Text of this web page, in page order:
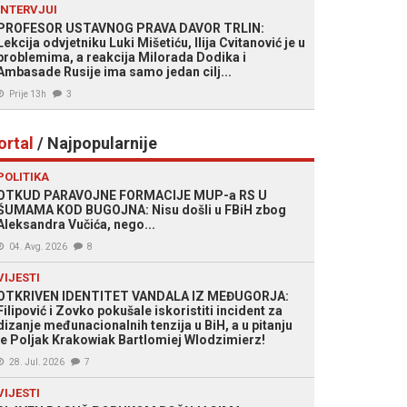
USTAVNOG PRAVA DAVOR TRLIN:
odvjetniku Luki Mišetiću, Ilija Cvitanović je u
a reakcija Milorada Dodika i
Rusije ima samo jedan cilj...
Prije 13h 3
/ Najpopularnije
PARAVOJNE FORMACIJE MUP-a RS U
KOD BUGOJNA: Nisu došli u FBiH zbog
Vučića, nego...
04. Avg. 2026 8
IDENTITET VANDALA IZ MEĐUGORJA:
i Zovko pokušale iskoristiti incident za
međunacionalnih tenzija u BiH, a u pitanju
Poljak Krakowiak Bartlomiej Wlodzimierz!
28. Jul. 2026 7